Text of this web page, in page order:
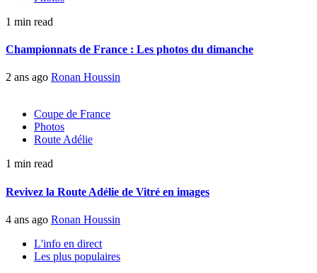
1 min read
Championnats de France : Les photos du dimanche
2 ans ago Ronan Houssin
Coupe de France
Photos
Route Adélie
1 min read
Revivez la Route Adélie de Vitré en images
4 ans ago Ronan Houssin
L'info en direct
Les plus populaires